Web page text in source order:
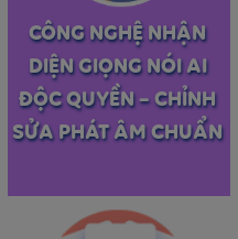
CÔNG NGHỆ NHẬN
DIỆN GIỌNG NÓI AI
ĐỘC QUYỀN – CHỈNH
SỬA PHÁT ÂM CHUẨN